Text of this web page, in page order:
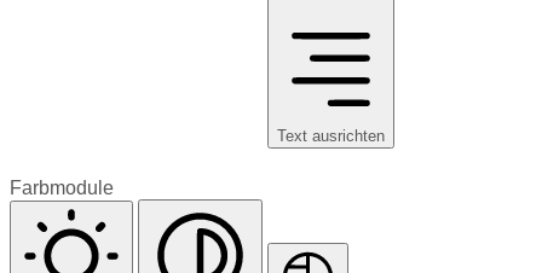
Text ausrichten
Farbmodule